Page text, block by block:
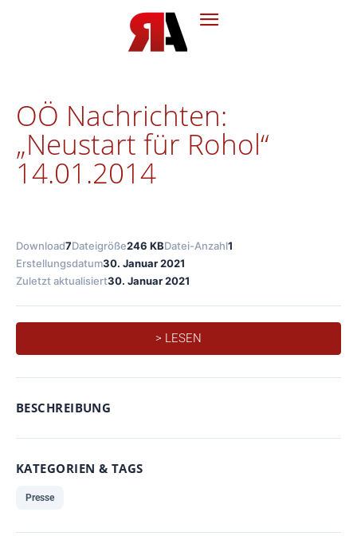
OÖ Nachrichten:
„Neustart für Rohol“
14.01.2014
Download7Dateigröße246 KBDatei-Anzahl1
Erstellungsdatum30. Januar 2021
Zuletzt aktualisiert30. Januar 2021
> LESEN
BESCHREIBUNG
KATEGORIEN & TAGS
Presse